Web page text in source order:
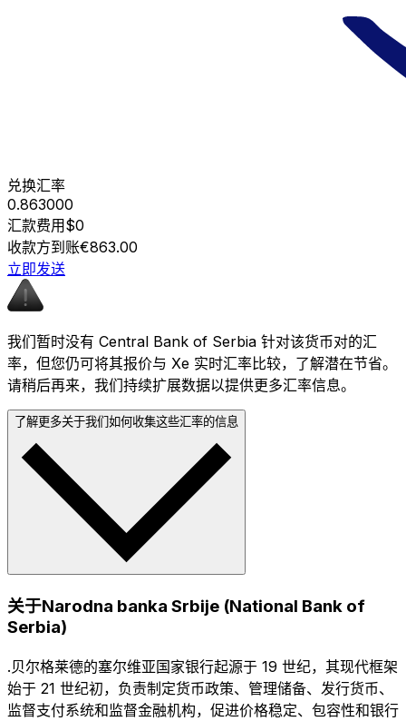
兑换汇率
0.863000
汇款费用$0
收款方到账€863.00
立即发送
我们暂时没有 Central Bank of Serbia 针对该货币对的汇
率，但您仍可将其报价与 Xe 实时汇率比较，了解潜在节省。
请稍后再来，我们持续扩展数据以提供更多汇率信息。
了解更多关于我们如何收集这些汇率的信息
关于Narodna banka Srbije (National Bank of
Serbia)
.贝尔格莱德的塞尔维亚国家银行起源于 19 世纪，其现代框架
始于 21 世纪初，负责制定货币政策、管理储备、发行货币、
监督支付系统和监督金融机构，促进价格稳定、包容性和银行